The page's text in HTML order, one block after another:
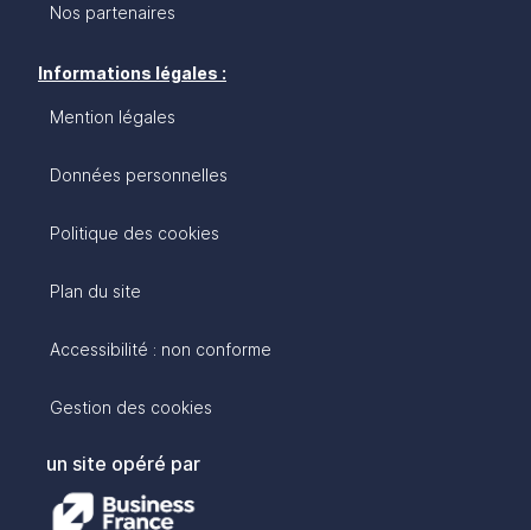
Nos partenaires
Informations légales :
Mention légales
Données personnelles
Politique des cookies
Plan du site
Accessibilité : non conforme
Gestion des cookies
un site opéré par